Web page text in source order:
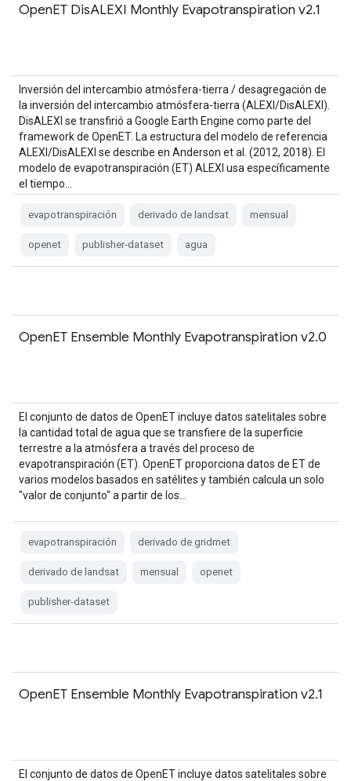
OpenET DisALEXI Monthly Evapotranspiration v2.1
Inversión del intercambio atmósfera-tierra / desagregación de
la inversión del intercambio atmósfera-tierra (ALEXI/DisALEXI).
DisALEXI se transfirió a Google Earth Engine como parte del
framework de OpenET. La estructura del modelo de referencia
ALEXI/DisALEXI se describe en Anderson et al. (2012, 2018). El
modelo de evapotranspiración (ET) ALEXI usa específicamente
el tiempo…
evapotranspiración derivado de landsat mensual
openet publisher-dataset agua
OpenET Ensemble Monthly Evapotranspiration v2.0
El conjunto de datos de OpenET incluye datos satelitales sobre
la cantidad total de agua que se transfiere de la superficie
terrestre a la atmósfera a través del proceso de
evapotranspiración (ET). OpenET proporciona datos de ET de
varios modelos basados en satélites y también calcula un solo
"valor de conjunto" a partir de los…
evapotranspiración derivado de gridmet
derivado de landsat mensual openet
publisher-dataset
OpenET Ensemble Monthly Evapotranspiration v2.1
El conjunto de datos de OpenET incluye datos satelitales sobre